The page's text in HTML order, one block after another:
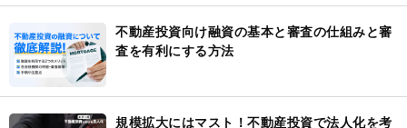
不動産投資向け融資の基本と審査の仕組みと審
査を有利にする方法
規模拡大にはマスト！不動産投資で法人化を考